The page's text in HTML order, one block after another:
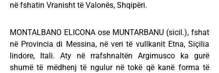
në fshatin Vranisht të Valonës, Shqipëri.
MONTALBANO ELICONA ose MUNTARBANU (sicil.), fshat
në Provincia di Messina, në veri të vullkanit Etna, Siçilia
lindore, Itali. Aty në rrafshnaltën Argimusco ka gurë
shumë të mëdhenj të ngulur në tokë që kanë forma të